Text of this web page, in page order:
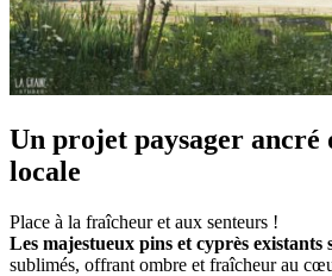
Un projet paysager ancré
locale
Place à la fraîcheur et aux senteurs !
Les majestueux pins et cyprès existants
sublimés, offrant ombre et fraîcheur au